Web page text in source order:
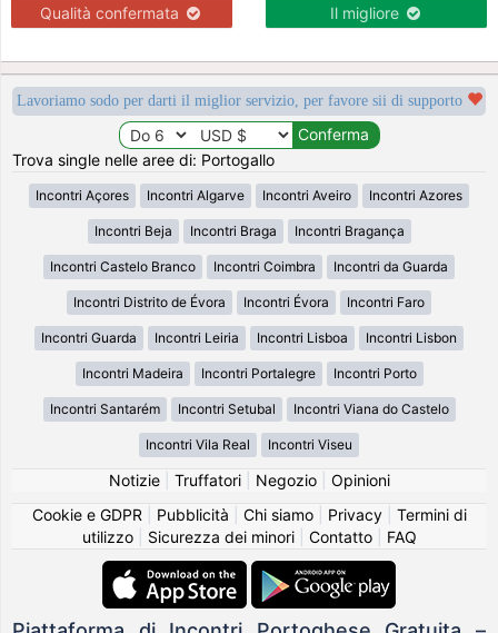
Qualità confermata Il migliore
Lavoriamo sodo per darti il miglior servizio, per favore sii di supporto
Trova single nelle aree di: Portogallo
Incontri Açores Incontri Algarve Incontri Aveiro Incontri Azores
Incontri Beja Incontri Braga Incontri Bragança
Incontri Castelo Branco Incontri Coimbra Incontri da Guarda
Incontri Distrito de Évora Incontri Évora Incontri Faro
Incontri Guarda Incontri Leiria Incontri Lisboa Incontri Lisbon
Incontri Madeira Incontri Portalegre Incontri Porto
Incontri Santarém Incontri Setubal Incontri Viana do Castelo
Incontri Vila Real Incontri Viseu
Notizie| Truffatori| Negozio| Opinioni
Cookie e GDPR
Pubblicità Chi siamo| Privacy| Termini di
utilizzo| Sicurezza dei minori| Contatto| FAQ